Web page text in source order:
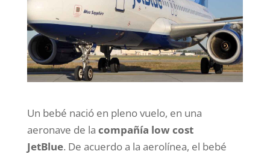
Un bebé nació en pleno vuelo, en una
aeronave de la compañía low cost
JetBlue. De acuerdo a la aerolínea, el bebé